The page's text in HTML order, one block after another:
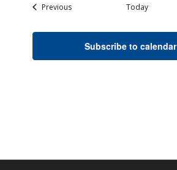
PreviousEvents Today
Subscribe to calendar